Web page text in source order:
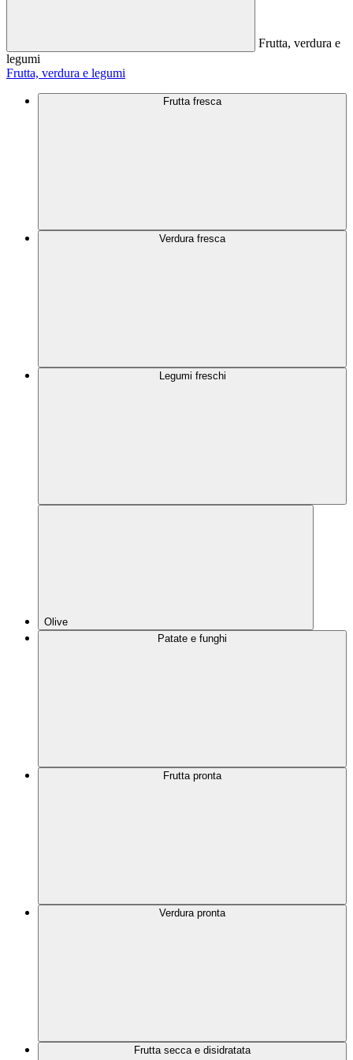
Frutta, verdura e
legumi
Frutta, verdura e legumi
Frutta fresca
Verdura fresca
Legumi freschi
Olive
Patate e funghi
Frutta pronta
Verdura pronta
Frutta secca e disidratata